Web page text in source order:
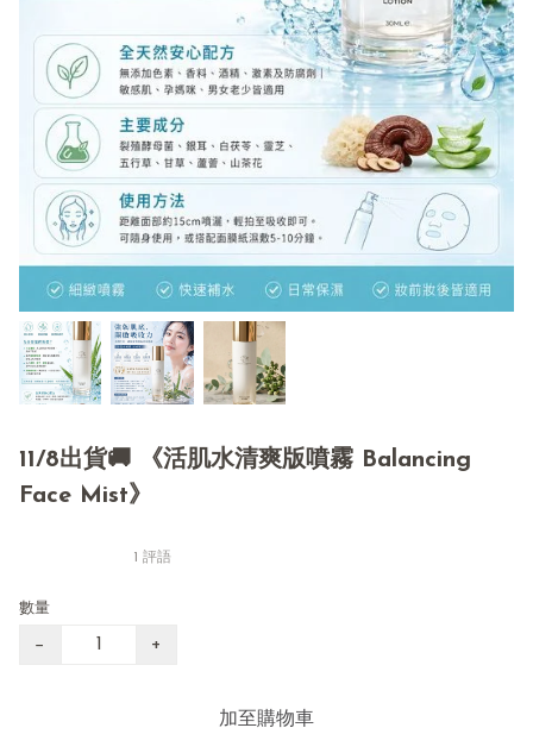
11/8出貨🚚 《活肌水清爽版噴霧 Balancing
Face Mist》
1 評語
數量
− +
加至購物車